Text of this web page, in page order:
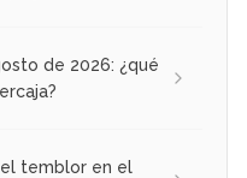
de 2026: ¿qué
temblor en el